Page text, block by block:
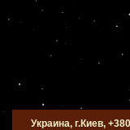
Украина, г.Киев,